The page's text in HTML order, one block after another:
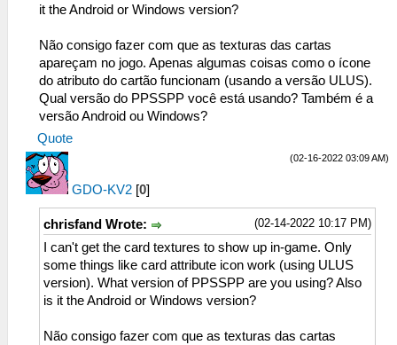
it the Android or Windows version?
Não consigo fazer com que as texturas das cartas
apareçam no jogo. Apenas algumas coisas como o ícone
do atributo do cartão funcionam (usando a versão ULUS).
Qual versão do PPSSPP você está usando? Também é a
versão Android ou Windows?
Quote
(02-16-2022 03:09 AM)
GDO-KV2 [0]
(02-14-2022 10:17 PM)
chrisfand Wrote:
I can't get the card textures to show up in-game. Only
some things like card attribute icon work (using ULUS
version). What version of PPSSPP are you using? Also
is it the Android or Windows version?
Não consigo fazer com que as texturas das cartas